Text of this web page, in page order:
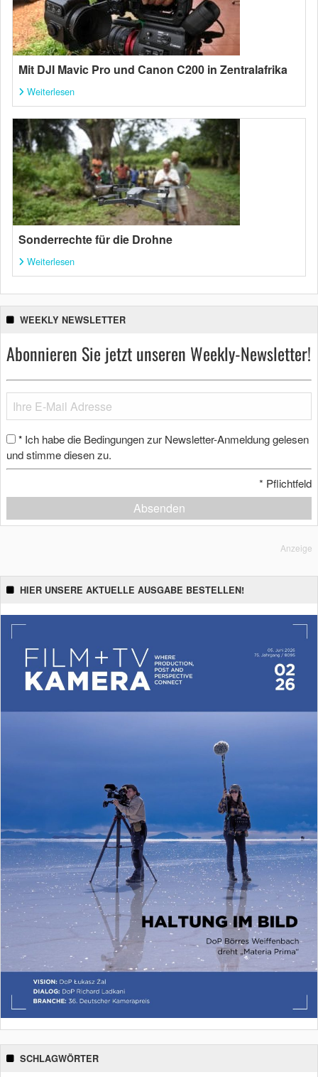
Mit DJI Mavic Pro und Canon C200 in Zentralafrika
Weiterlesen
Sonderrechte für die Drohne
Weiterlesen
WEEKLY NEWSLETTER
Abonnieren Sie jetzt unseren Weekly-Newsletter!
* Ich habe die Bedingungen zur Newsletter-Anmeldung gelesen
und stimme diesen zu.
* Pflichtfeld
Absenden
Anzeige
HIER UNSERE AKTUELLE AUSGABE BESTELLEN!
SCHLAGWÖRTER